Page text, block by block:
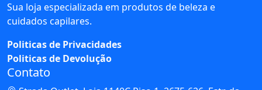
Sua loja especializada em produtos de beleza e
cuidados capilares.
Politicas de Privacidades
Politicas de Devolução
Contato